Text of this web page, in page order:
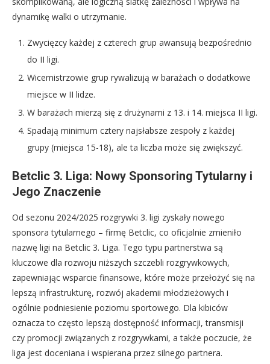
dynamikę walki o utrzymanie.
Zwycięzcy każdej z czterech grup awansują bezpośrednio
do II ligi.
Wicemistrzowie grup rywalizują w barażach o dodatkowe
miejsce w II lidze.
W barażach mierzą się z drużynami z 13. i 14. miejsca II ligi.
Spadają minimum cztery najsłabsze zespoły z każdej
grupy (miejsca 15-18), ale ta liczba może się zwiększyć.
Betclic 3. Liga: Nowy Sponsoring Tytularny i
Jego Znaczenie
Od sezonu 2024/2025 rozgrywki 3. ligi zyskały nowego
sponsora tytularnego – firmę Betclic, co oficjalnie zmieniło
nazwę ligi na Betclic 3. Liga. Tego typu partnerstwa są
kluczowe dla rozwoju niższych szczebli rozgrywkowych,
zapewniając wsparcie finansowe, które może przełożyć się na
lepszą infrastrukturę, rozwój akademii młodzieżowych i
ogólnie podniesienie poziomu sportowego. Dla kibiców
oznacza to często lepszą dostępność informacji, transmisji
czy promocji związanych z rozgrywkami, a także poczucie, że
liga jest doceniana i wspierana przez silnego partnera.